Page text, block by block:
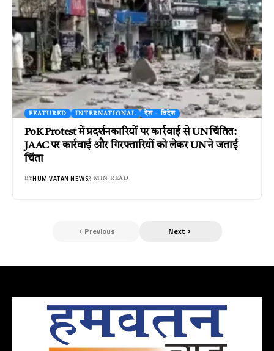
FEATURED INTERNATIONAL देश - विदेश
PoK Protest में प्रदर्शनकारियों पर कार्रवाई से UN चिंतित:
JAAC पर कार्रवाई और गिरफ्तारियों को लेकर UN ने जताई
चिंता
BYHUM VATAN NEWS3 MIN READ
Previous Next